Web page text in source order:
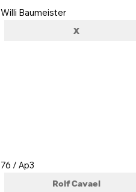
Willi Baumeister
X
76 / Ap3
Rolf Cavael